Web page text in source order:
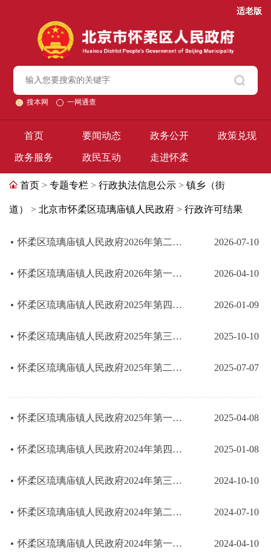
适老版
搜本网 一网通查
首页 要闻动态 政务公开 政策兑现
政务服务 政民互动 走进怀柔
首页 > 专题专栏 > 行政执法信息公示 > 镇乡（街
道） > 北京市怀柔区琉璃庙镇人民政府 > 行政许可结果
怀柔区琉璃庙镇人民政府2026年第二季度行政许可结果公示 2026-07-10
怀柔区琉璃庙镇人民政府2026年第一季度行政许可结果公示 2026-04-10
怀柔区琉璃庙镇人民政府2025年第四季度行政许可结果公示 2026-01-09
怀柔区琉璃庙镇人民政府2025年第三季度行政许可结果公示 2025-10-10
怀柔区琉璃庙镇人民政府2025年第二季度行政许可结果公示 2025-07-07
怀柔区琉璃庙镇人民政府2025年第一季度行政许可结果公示 2025-04-08
怀柔区琉璃庙镇人民政府2024年第四季度行政许可结果公示 2025-01-08
怀柔区琉璃庙镇人民政府2024年第三季度行政许可结果公示 2024-10-10
怀柔区琉璃庙镇人民政府2024年第二季度行政许可结果公示 2024-07-10
怀柔区琉璃庙镇人民政府2024年第一季度行政许可结果公示 2024-04-10